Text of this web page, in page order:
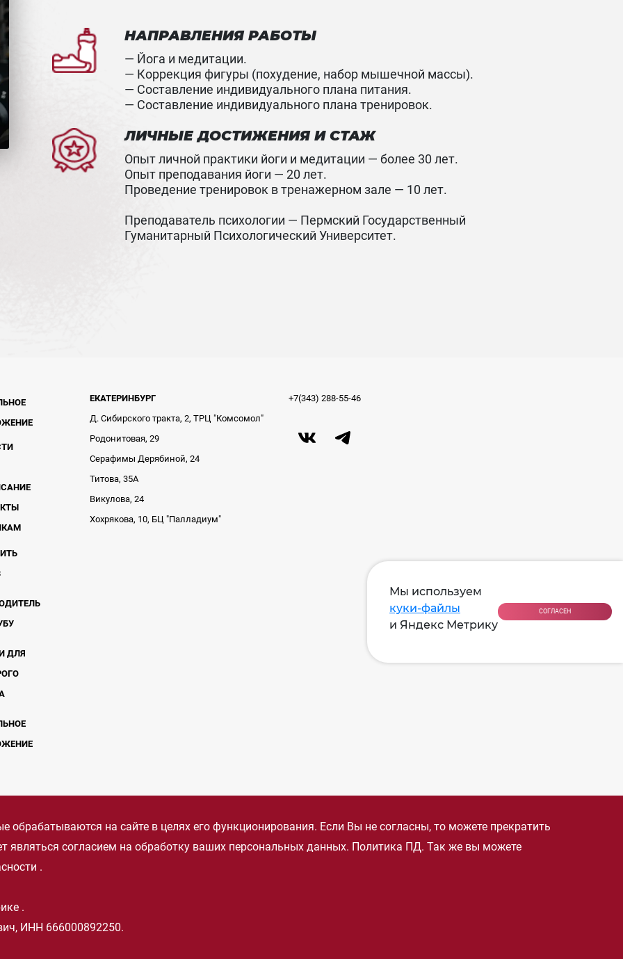
НАПРАВЛЕНИЯ РАБОТЫ
— Йога и медитации.
— Коррекция фигуры (похудение, набор мышечной массы).
— Составление индивидуального плана питания.
— Составление индивидуального плана тренировок.
ЛИЧНЫЕ ДОСТИЖЕНИЯ И СТАЖ
Опыт личной практики йоги и медитации — более 30 лет.⁣⁣
Опыт преподавания йоги — 20 лет.
Проведение тренировок в тренажерном зале — 10 лет.
Преподаватель психологии — Пермский Государственный
Гуманитарный Психологический Университет. ⁣
Мы используем
куки-файлы
и Яндекс Метрику
СОГЛАСЕН
ДЛЯ
ЕКАТЕРИНБУРГ
Д. Сибирского тракта, 2, ТРЦ "Комсомол"
Родонитовая, 29
Серафимы Дерябиной, 24
Титова, 35А
Викулова, 24
Хохрякова, 10, БЦ "Палладиум"
+7(343) 288-55-46
обрабатываются на сайте в целях его функционирования. Если Вы не согласны, то можете прекратить
являться согласием на обработку ваших персональных данных. Политика ПД. Так же вы можете
.
.
ИНН 666000892250.